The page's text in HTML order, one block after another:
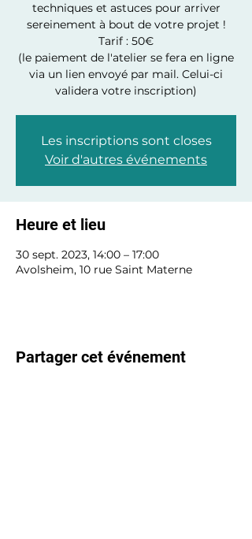
techniques et astuces pour arriver
sereinement à bout de votre projet !
Tarif : 50€
(le paiement de l'atelier se fera en ligne
via un lien envoyé par mail. Celui-ci
validera votre inscription)
Les inscriptions sont closes
Voir d'autres événements
Heure et lieu
30 sept. 2023, 14:00 – 17:00
Avolsheim, 10 rue Saint Materne
Partager cet événement